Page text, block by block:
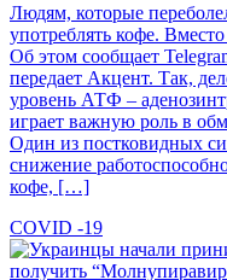
Людям, которые
употреблять кофе.
Об этом сообщает
передает Акцент. Так,
уровень АТФ –
играет важную роль в
Один из постковидных
снижение
кофе, […]
COVID -19